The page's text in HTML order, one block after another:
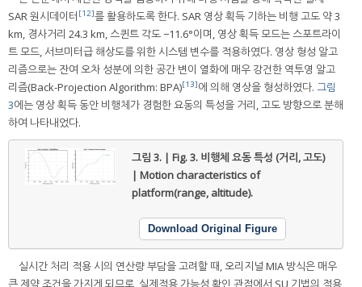
SAR 원시데이터 [12]를 활용하도록 한다. SAR 영상 획득 기하는 비행 고도 약 3
km, 경사거리 24.3 km, 스퀸트 각도 −11.6°이며, 영상 획득 모드는 스포트라이
트 모드, 서브미터급 해상도를 위한 시스템 변수를 적용하였다. 영상 형성 알고
리즘으로는 잔여 오차 성분에 의한 공간 변이 열화에 매우 강건한 역투영 알고
리즘(Back-Projection Algorithm: BPA)[13]에 의해 영상을 형성하였다. 그림
3에는 영상 획득 동안 비행체가 경험한 요동의 특성을 거리, 고도 방향으로 분해
하여 나타내었다.
그림 3. | Fig. 3. 비행체 요동 특성 (거리, 고도)
| Motion characteristics of
platform(range, altitude).
Download Original Figure
실시간 처리 적용 시의 연산량 부담을 고려할 때, 오리지널 MIA 방식은 매우
큰 제약 조건을 가지게 되므로, 실제적용 가능성 확인 관점에서 SU 기법의 적용